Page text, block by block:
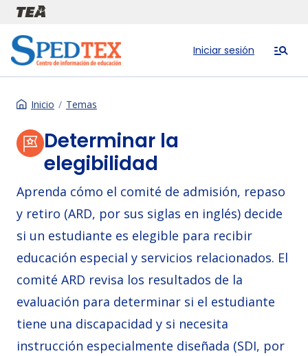
Pasar al contenido principal
Iniciar sesión
Inicio Temas
Determinar la
elegibilidad
Aprenda cómo el comité de admisión, repaso
y retiro (ARD, por sus siglas en inglés) decide
si un estudiante es elegible para recibir
educación especial y servicios relacionados. El
comité ARD revisa los resultados de la
evaluación para determinar si el estudiante
tiene una discapacidad y si necesita
instrucción especialmente diseñada (SDI, por